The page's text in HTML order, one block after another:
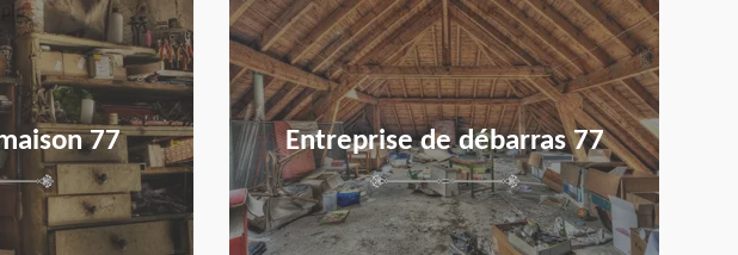
77 Entreprise de débarras 77
en savoir plus